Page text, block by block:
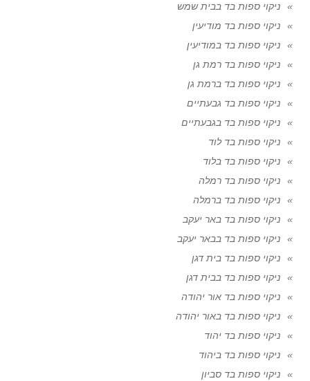
ניקוי ספות בד בבית שמש
ניקוי ספות בד מודיעין
ניקוי ספות בד במודיעין
ניקוי ספות בד רמת גן
ניקוי ספות בד ברמת גן
ניקוי ספות בד גבעתיים
ניקוי ספות בד בגבעתיים
ניקוי ספות בד לוד
ניקוי ספות בד בלוד
ניקוי ספות בד רמלה
ניקוי ספות בד ברמלה
ניקוי ספות בד באר יעקב
ניקוי ספות בד בבאר יעקב
ניקוי ספות בד בית דגן
ניקוי ספות בד בבית דגן
ניקוי ספות בד אור יהודה
ניקוי ספות בד באור יהודה
ניקוי ספות בד יהוד
ניקוי ספות בד ביהוד
ניקוי ספות בד סביון